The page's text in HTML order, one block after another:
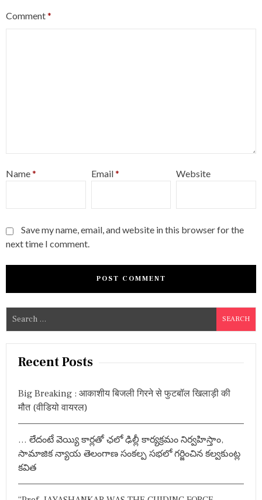
Comment*
Name* Email* Website
Save my name, email, and website in this browser for the
next time I comment.
e
a
Recent Posts
Big Breaking : आकाशीय बिजली गिरने से फुटबॉल खिलाड़ी की
मौत (वीडियो वायरल)
… లేదంటే వెయ్యి కార్లతో ఛలో ఢిల్లీ కార్యక్రమం నిర్వహిస్తాం,
సామాజిక న్యాయ తెలంగాణ సంకల్ప సభలో గర్జించిన కల్వకుంట్ల
కవిత